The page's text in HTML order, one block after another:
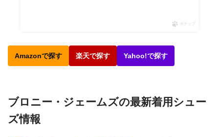
ポチップ
Amazonで探す 楽天で探す Yahoo!で探す
ブロニー・ジェームズの最新着用シュー
ズ情報